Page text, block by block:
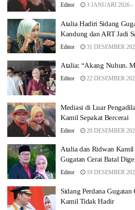
Editor 3 JANUARI 2026 -
Atalia Hadiri Sidang
Kandung dan ART Jadi
Editor 31 DESEMBER
Atalia: “Akang Nuhun.
Editor 22 DESEMBER
Mediasi di Luar
Kamil Sepakat Bercerai
Editor 20 DESEMBER
Atalia dan Ridwan
Gugatan Cerai Batal
Editor 19 DESEMBER
Sidang Perdana
Kamil Tidak Hadir